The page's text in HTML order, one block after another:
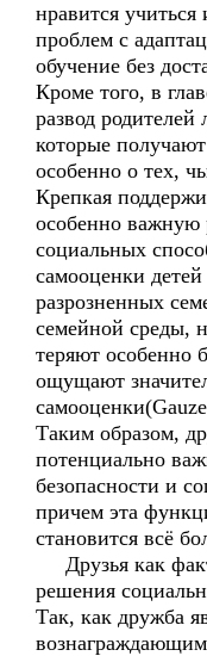
нравится
проблем с
обучение без
Кроме того, в
развод родителей
которые
особенно о тех,
Крепкая
особенно важную
социальных
самооценки
разрозненных
семейной среды,
теряют особенно
ощущают
Таким образом,
потенциально
безопасности и
причем эта
становится всё
Друзья как
решения
Так, как дружба